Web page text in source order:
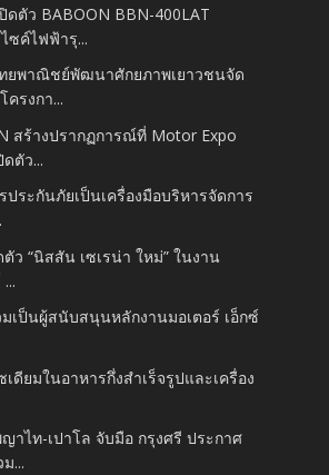
ดตัว BABOON BBN-400LAT
ซค์ไฟฟ้ารุ...
ยพาณิชย์พัฒนาศักยภาพเยาวชนจัด
รงกา...
สร้างปรากฏการณ์ที่ Motor Expo
ดตัว...
ประกันภัยเป็นเครื่องมือบริหารจัดการ
ว “นิสสัน เซเรน่า ใหม่” ในงาน
เป็นผู้สนับสนุนหลักงานมอเตอร์ เอ็กซ์
เดียมในอาหารกึ่งสำเร็จรูปและเครื่อง
ญาไท-เปาโล จับมือ กรุงศรี ประกาศ
...